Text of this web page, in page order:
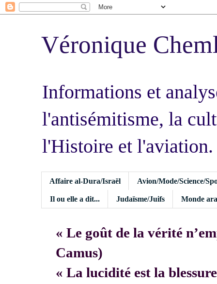
Véronique
Informations et
l'antisémitisme, la
l'Histoire et l'aviation.
Affaire al-Dura/Israël Avion/Mode/Science/
Il ou elle a dit... Judaïsme/Juifs Monde
« Le goût de la vérité
Camus)
« La lucidité est la